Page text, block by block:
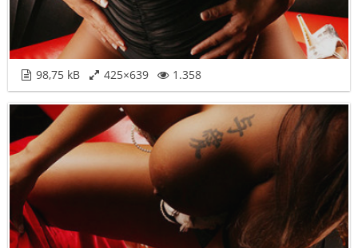
98,75 kB 425×639 1.358